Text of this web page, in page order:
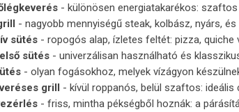
- különösen energiatakarékos:
- nagyobb mennyiségű steak, kolbász, nyárs,
sütés - ropogós alap, ízletes feltét: pizza,
sütés - univerzálisan használható és
- olyan fogásokhoz, melyek vízágyon
grill
- kívül roppanós, belül szaftos:
- friss, mintha pékségből hoznák: a